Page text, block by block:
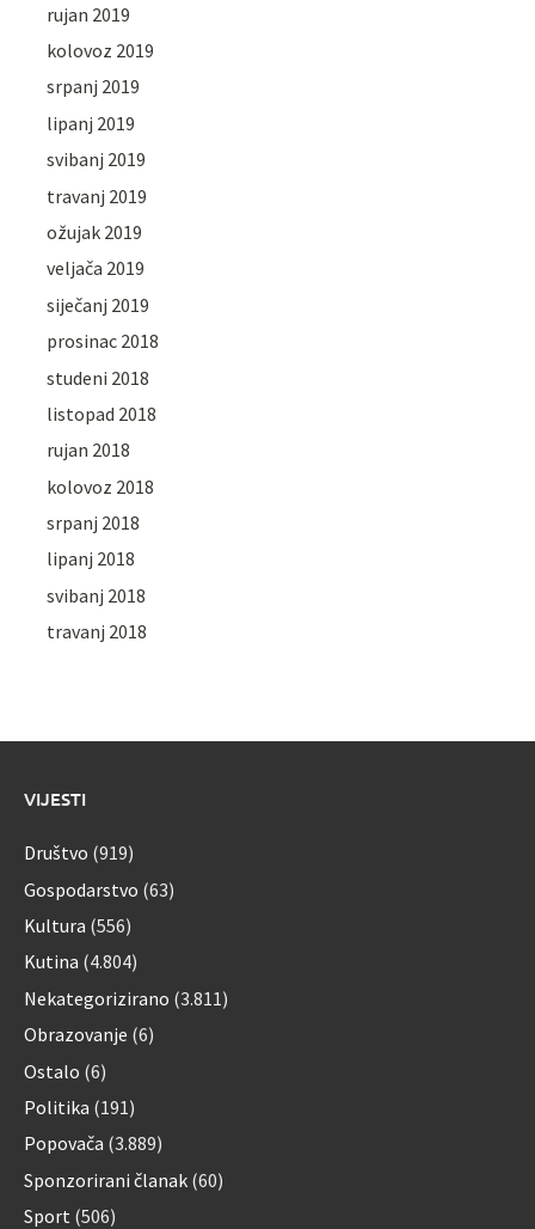
rujan 2019
kolovoz 2019
srpanj 2019
lipanj 2019
svibanj 2019
travanj 2019
ožujak 2019
veljača 2019
siječanj 2019
prosinac 2018
studeni 2018
listopad 2018
rujan 2018
kolovoz 2018
srpanj 2018
lipanj 2018
svibanj 2018
travanj 2018
VIJESTI
Društvo (919)
Gospodarstvo (63)
Kultura (556)
Kutina (4.804)
Nekategorizirano (3.811)
Obrazovanje (6)
Ostalo (6)
Politika (191)
Popovača (3.889)
Sponzorirani članak (60)
Sport (506)